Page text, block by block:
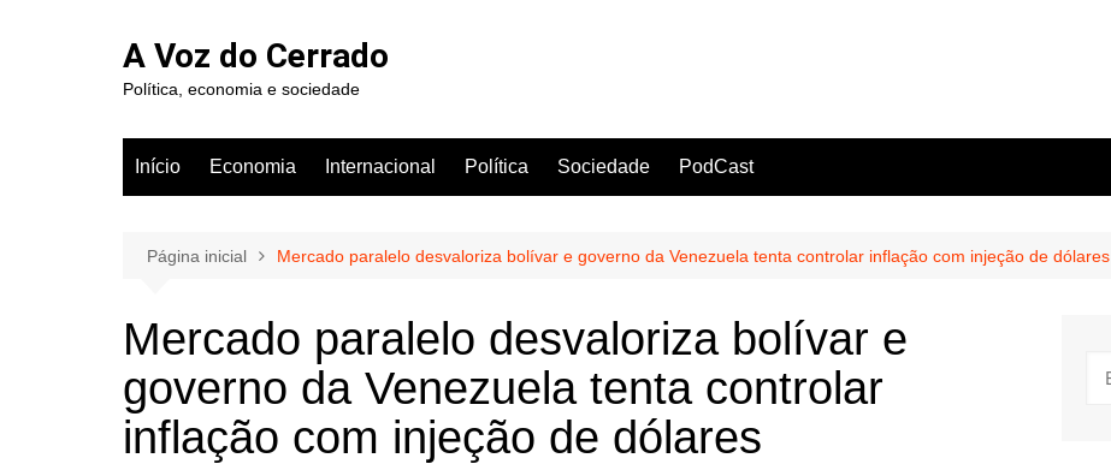
A Voz do Cerrado
Política, economia e sociedade
Início Economia Internacional Política Sociedade PodCast
Página inicial Mercado paralelo desvaloriza bolívar e governo da Venezuela tenta controlar inflação com injeção de dólares
Mercado paralelo desvaloriza bolívar e
governo da Venezuela tenta controlar
inflação com injeção de dólares